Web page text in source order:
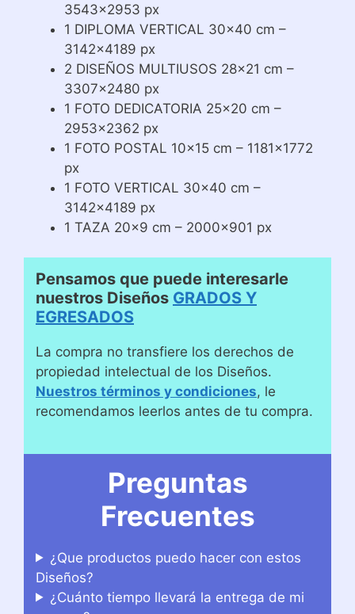
3543×2953 px
1 DIPLOMA VERTICAL 30×40 cm –
3142×4189 px
2 DISEÑOS MULTIUSOS 28×21 cm –
3307×2480 px
1 FOTO DEDICATORIA 25×20 cm –
2953×2362 px
1 FOTO POSTAL 10×15 cm – 1181×1772
px
1 FOTO VERTICAL 30×40 cm –
3142×4189 px
1 TAZA 20×9 cm – 2000×901 px
Pensamos que puede interesarle
nuestros Diseños GRADOS Y
EGRESADOS
La compra no transfiere los derechos de
propiedad intelectual de los Diseños.
Nuestros términos y condiciones, le
recomendamos leerlos antes de tu compra.
Preguntas
Frecuentes
¿Que productos puedo hacer con estos
Diseños?
¿Cuánto tiempo llevará la entrega de mi